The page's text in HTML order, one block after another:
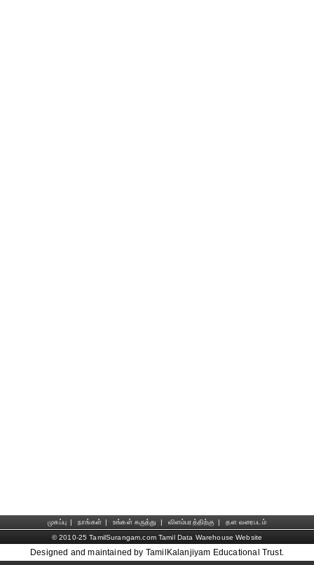
முகப்பு | நாங்கள் | உங்கள் கருத்து | விளம்பரத்திற்கு |
தள வரைபடம்
© 2010-25 TamilSurangam.com Tamil Data Warehouse Website
Designed and maintained by TamilKalanjiyam Educational Trust.